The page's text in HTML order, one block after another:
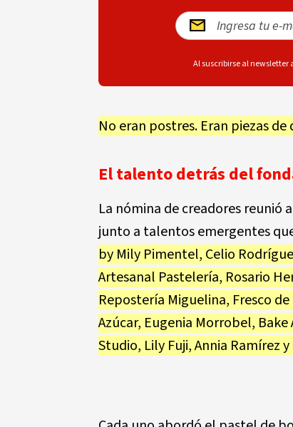
Al suscribirse al newsletter
No eran postres. Eran piezas
El talento detrás del
La nómina de creadores reunió
junto a talentos emergentes
by Mily Pimentel, Celio
Artesanal Pastelería, Rosario
Repostería Miguelina, Fresco
Azúcar, Eugenia Morrobel,
Studio, Lily Fuji, Annia Ramírez